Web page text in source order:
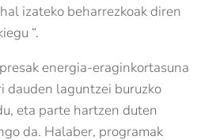
izateko beharrezkoak diren
“.
energia-eraginkortasuna
dauden laguntzei buruzko
eta parte hartzen duten
da. Halaber, programak